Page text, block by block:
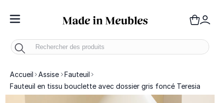
Toggle Nav
Accueil Assise
Fauteuil
Fauteuil en tissu bouclette avec dossier gris foncé Teresia